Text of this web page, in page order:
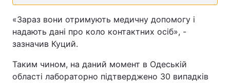
Тема оформлення
«Зараз вони отримують медичну допомогу і
надають дані про коло контактних осіб», -
зазначив Куций.
Таким чином, на даний момент в Одеській
області лабораторно підтверджено 30 випадків